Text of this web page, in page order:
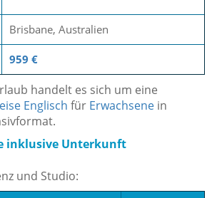
Brisbane, Australien
959 €
handelt es sich um eine
Englisch für Erwachsene in
inklusive Unterkunft
und Studio: